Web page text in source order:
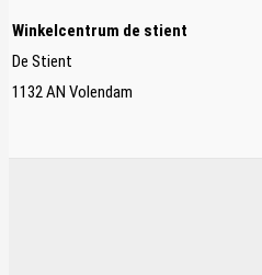
Winkelcentrum de stient
De Stient
1132 AN Volendam